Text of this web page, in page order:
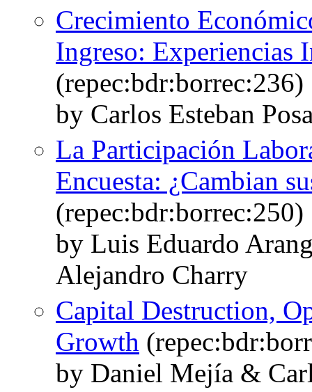
Crecimiento
Ingreso: Experiencias
(repec:bdr:borrec:236)
by Carlos Esteban
La Participación
Encuesta: ¿Cambian
(repec:bdr:borrec:250)
by Luis Eduardo
Alejandro Charry
Capital Destruction,
Growth
by Daniel Mejía &